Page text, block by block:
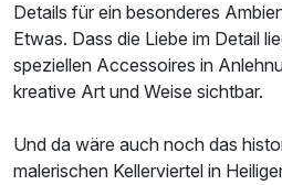
Für 3 Tage
Details für ein besonderes
Etwas. Dass die Liebe im Detail
speziellen Accessoires in
kreative Art und Weise sichtbar.
Und da wäre auch noch das
malerischen Kellerviertel in